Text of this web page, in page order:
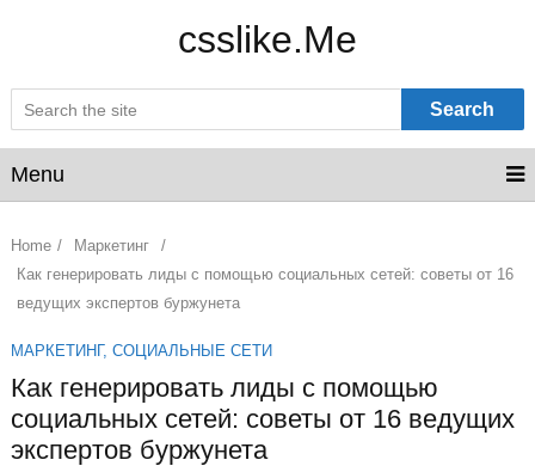
csslike.Me
Search
Menu
Home / Маркетинг
/
Как генерировать лиды с помощью социальных сетей: советы от 16
ведущих экспертов буржунета
МАРКЕТИНГ, СОЦИАЛЬНЫЕ СЕТИ
Как генерировать лиды с помощью
социальных сетей: советы от 16 ведущих
экспертов буржунета